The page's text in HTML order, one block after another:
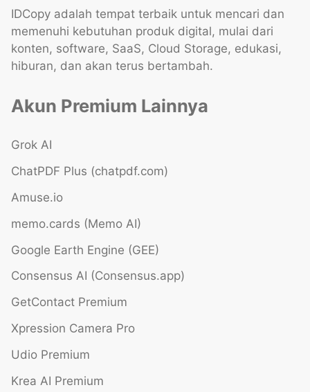
IDCopy adalah tempat terbaik untuk mencari dan
memenuhi kebutuhan produk digital, mulai dari
konten, software, SaaS, Cloud Storage, edukasi,
hiburan, dan akan terus bertambah.
Akun Premium Lainnya
Grok AI
ChatPDF Plus (chatpdf.com)
Amuse.io
memo.cards (Memo AI)
Google Earth Engine (GEE)
Consensus AI (Consensus.app)
GetContact Premium
Xpression Camera Pro
Udio Premium
Krea AI Premium